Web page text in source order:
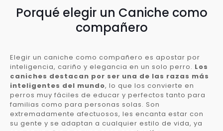
Porqué elegir un Caniche como
compañero
Elegir un caniche como compañero es apostar por
inteligencia, cariño y elegancia en un solo perro. Los
caniches destacan por ser una de las razas más
inteligentes del mundo, lo que los convierte en
perros muy fáciles de educar y perfectos tanto para
familias como para personas solas. Son
extremadamente afectuosos, les encanta estar con
su gente y se adaptan a cualquier estilo de vida, ya